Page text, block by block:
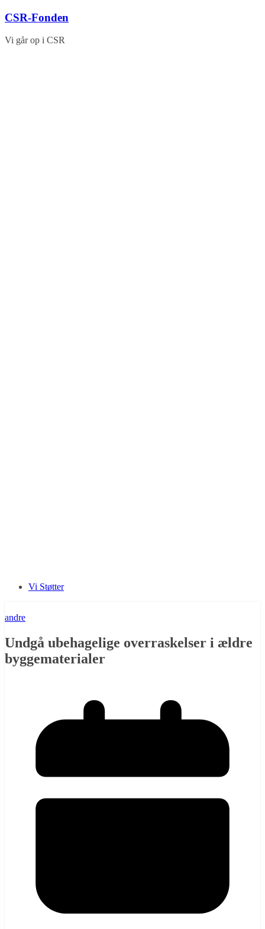
Skip
content
CSR-Fonden
Vi går op i CSR
Vi Støtter
andre
Undgå ubehagelige overraskelser i ældre
byggematerialer